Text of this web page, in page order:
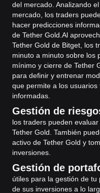
del mercado. Analizando
mercado, los traders
hacer predicciones
de Tether Gold. Al
Tether Gold de Bitget, los
minuto a minuto sobre los
mínimo y cierre de Tether
para definir y entrenar
que permite a los
informadas.
Gestión de
los traders pueden
Tether Gold. También
activo de Tether Gold y
inversiones.
Gestión de
útiles para la gestión de
de sus inversiones a lo